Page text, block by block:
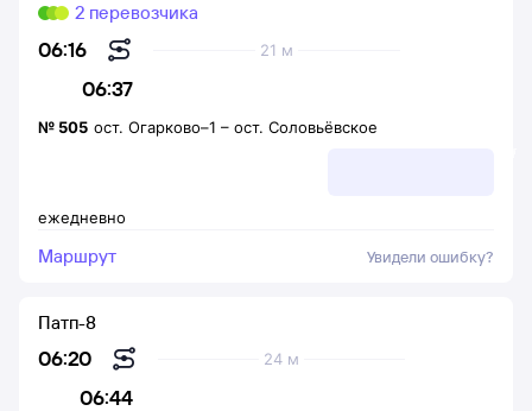
06:16
06:37
21 м
2 перевозчика
ежедневно
№ 505 ост. Огарково–1 – ост. Соловьёвское
Маршрут Увидели ошибку?
06:20
06:44
24 м
Патп-8